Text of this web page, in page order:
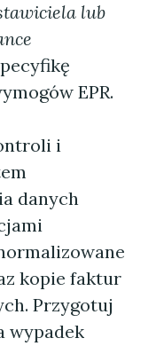
lub
EPR.
i
danych
kopie faktur
Przygotuj
wypadek